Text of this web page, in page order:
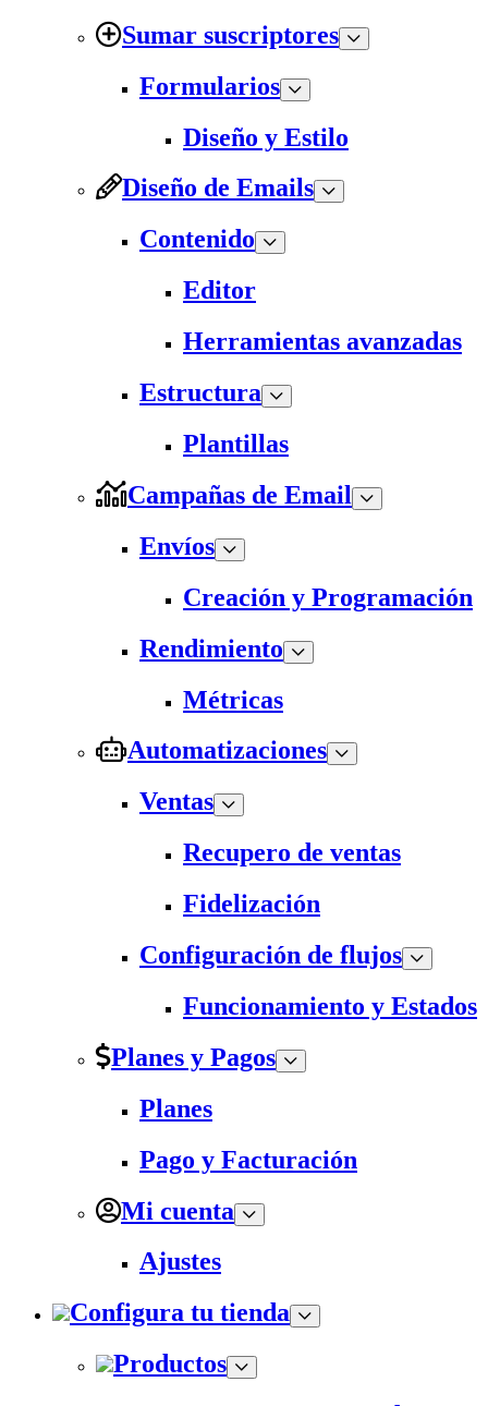
Sumar suscriptores
Formularios
Diseño y Estilo
Diseño de Emails
Contenido
Editor
Herramientas avanzadas
Estructura
Plantillas
Campañas de Email
Envíos
Creación y Programación
Rendimiento
Métricas
Automatizaciones
Ventas
Recupero de ventas
Fidelización
Configuración de flujos
Funcionamiento y Estados
Planes y Pagos
Planes
Pago y Facturación
Mi cuenta
Ajustes
Configura tu tienda
Productos